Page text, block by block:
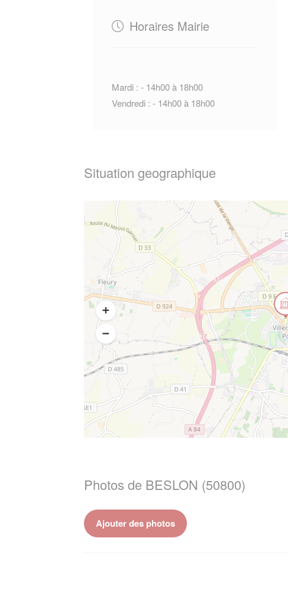
Horaires Mairie
Mardi : - 14h00 à 18h00
Vendredi : - 14h00 à 18h00
Situation geographique
Photos de BESLON (50800)
Ajouter des photos